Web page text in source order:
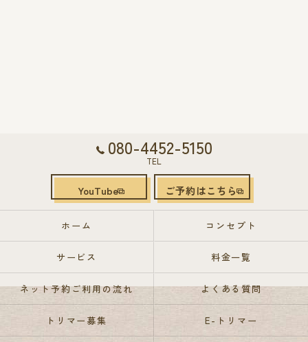
080-4452-5150
TEL
YouTube ご予約はこちら
ホーム コンセプト
サービス 料金一覧
ネット予約ご利用の流れ よくある質問
トリマー募集 E-トリマー